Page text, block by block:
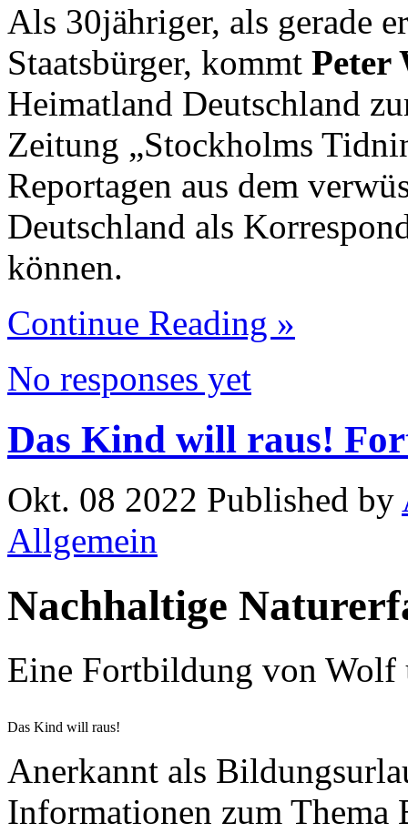
Als 30jähriger, als gerade
Staatsbürger, kommt Peter
Heimatland Deutschland
Zeitung „Stockholms
Reportagen aus dem
Deutschland als
können.
Continue Reading »
No responses yet
Das Kind will raus!
Okt. 08 2022 Published by
Allgemein
Nachhaltige
Eine Fortbildung von Wolf
Das Kind will raus!
Anerkannt als
Informationen zum